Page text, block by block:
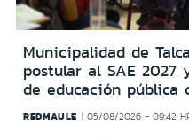
Municipalidad de
postular al SAE 2027
de educación pública
REDMAULE 05/08/2026 - 09:42